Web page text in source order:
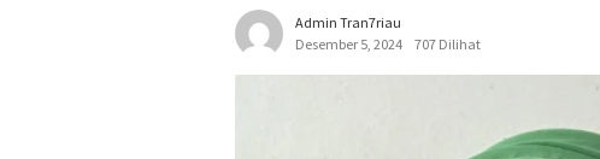
Admin Tran7riau
Desember 5, 2024
707 Dilihat